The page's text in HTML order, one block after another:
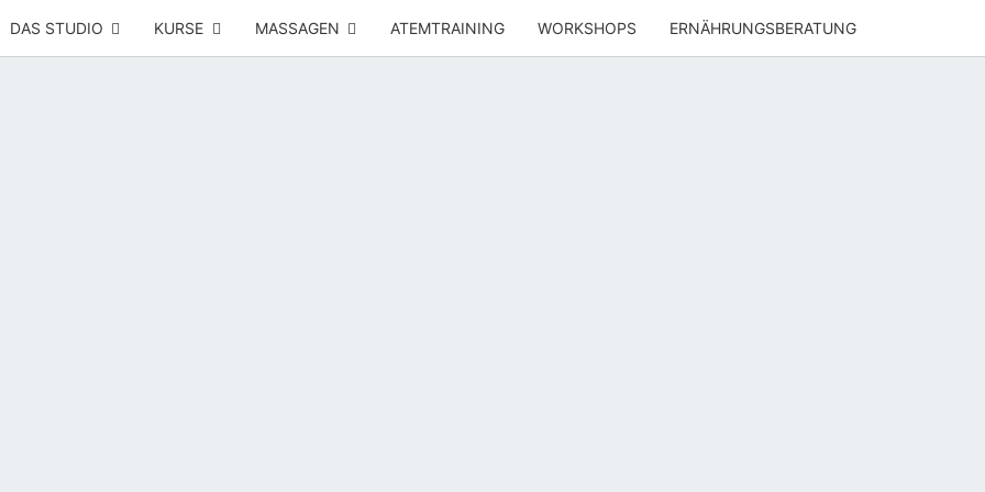
DAS STUDIO KURSE MASSAGEN ATEMTRAINING WORKSHOPS ERNÄHRUNGSBERATUNG